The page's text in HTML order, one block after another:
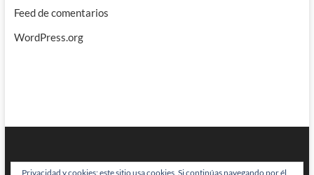
Feed de comentarios
WordPress.org
Privacidad y cookies: este sitio usa cookies. Si continúas navegando por él,